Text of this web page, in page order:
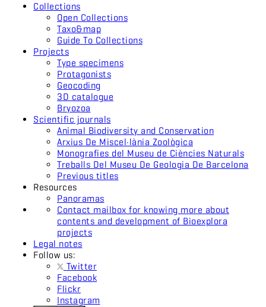
Collections
Open Collections
Taxo&map
Guide To Collections
Projects
Type specimens
Protagonists
Geocoding
3D catalogue
Bryozoa
Scientific journals
Animal Biodiversity and Conservation
Arxius De Miscel·lània Zoològica
Monografies del Museu de Ciències Naturals
Treballs Del Museu De Geologia De Barcelona
Previous titles
Resources
Panoramas
Contact mailbox for knowing more about
contents and development of Bioexplora
projects
Legal notes
Follow us:
Twitter
Facebook
Flickr
Instagram